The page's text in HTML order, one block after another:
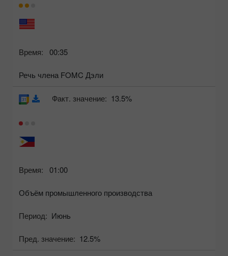
Время: 00:35
Речь члена FOMC Дэли
Время: 01:00
Объём промышленного производства
Период: Июнь
Пред. значение: 12.5%
Факт. значение: 13.5%